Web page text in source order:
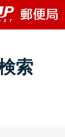
索